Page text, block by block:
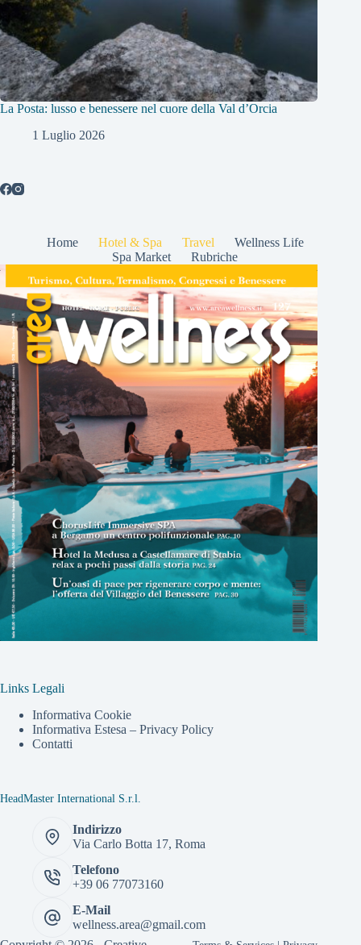
La Posta: lusso e benessere nel cuore della Val d’Orcia
1 Luglio 2026
Home Hotel & Spa Travel
Wellness Life
Spa Market
Rubriche
Links Legali
Informativa Cookie
Informativa Estesa – Privacy Policy
Contatti
HeadMaster International S.r.l.
Indirizzo
Via Carlo Botta 17, Roma
Telefono
+39 06 77073160
E-Mail
wellness.area@gmail.com